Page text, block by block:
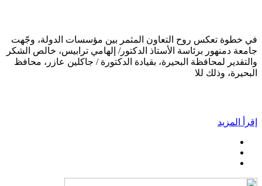
في خطوة تعكس روح التعاون المثمر بين مؤسسات الدولة، وجّهت
جامعة دمنهور برئاسة الأستاذ الدكتور/ إلهامي ترابيس، خالص الشكر
والتقدير لمحافظة البحيرة، بقيادة الدكتورة / جاكلين عازر، محافظ
البحيرة، وذلك للا
إقرأ المزيد